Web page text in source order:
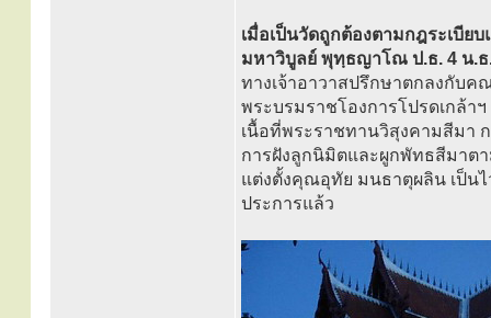
เมื่อเป็นวัดถูกต้องตามกฎระเบีย
มหาวิบูลย์ พุทฺธญาโณ ป.ธ. 4 น.ธ.
ทางเจ้าอาวาสปรึกษาตกลงกับค
พระบรมราชโองการโปรดเกล้
เนื้อที่พระราชทานวิสุงคามสีมา ก
การฝังลูกนิมิตและผูกพัทธสีมาตา
แต่งตั้งคุณอุทัย มนธาตุผลิน เป็น
ประการแล้ว